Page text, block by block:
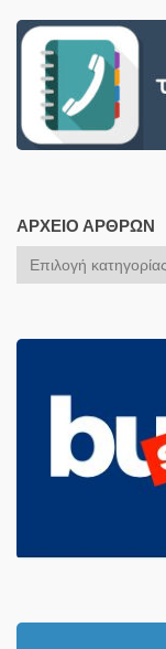
ΑΡΧΕΊΟ ΆΡΘΡΩΝ
Αρχείο
Άρθρων